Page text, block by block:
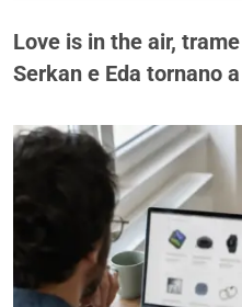
Love is in the air,
Serkan e Eda tornano